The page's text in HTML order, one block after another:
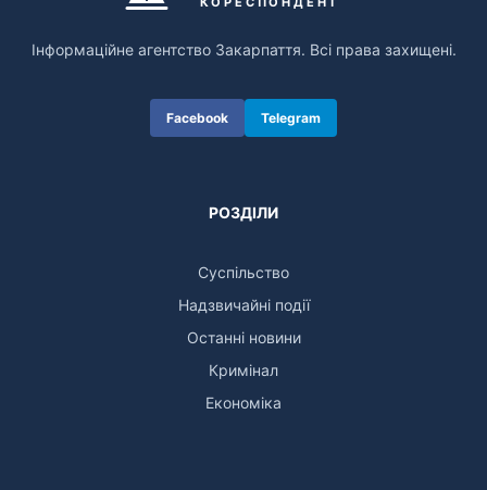
Інформаційне агентство Закарпаття. Всі права захищені.
Facebook Telegram
РОЗДІЛИ
Суспільство
Надзвичайні події
Останні новини
Кримінал
Економіка